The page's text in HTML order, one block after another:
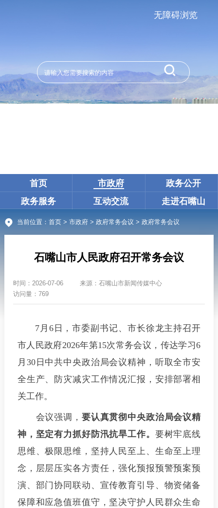
无障碍浏览
首页 市政府
政务公开
政务服务
互动交流 走进石嘴山
当前位置： 首页> 市政府> 政府常务会议 > 政府常务会议
石嘴山市人民政府召开常务会议
时间： 2026-07-06 来源： 石嘴山市新闻传媒中心
访问量：769
7月6日，市委副书记、市长徐龙主持召开
市人民政府2026年第15次常务会议，传达学习6
月30日中共中央政治局会议精神，听取全市安
全生产、防灾减灾工作情况汇报，安排部署相
关工作。
会议强调， 要认真贯彻中央政治局会议精
神，坚定有力抓好防汛抗旱工作。 要树牢底线
思维、极限思维，坚持人民至上、生命至上理
念，层层压实各方责任，强化预报预警预案预
演、部门协同联动、宣传教育引导、物资储备
保障和应急值班值守，坚决守护人民群众生命